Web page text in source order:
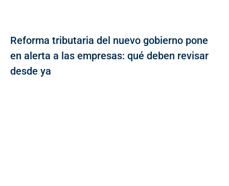
Reforma tributaria del nuevo gobierno pone
en alerta a las empresas: qué deben revisar
desde ya